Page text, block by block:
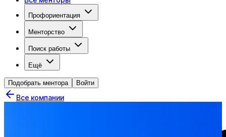
Профориентация
Менторство
Поиск работы
Ещё
Подобрать ментора Войти
Все компании